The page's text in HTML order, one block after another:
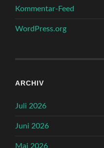
Kommentar-Feed
WordPress.org
ARCHIV
Juli 2026
Juni 2026
Mai 2026